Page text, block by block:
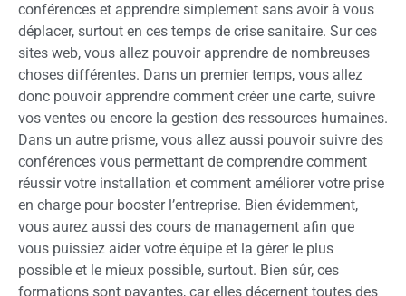
conférences et apprendre simplement sans avoir à vous
déplacer, surtout en ces temps de crise sanitaire. Sur ces
sites web, vous allez pouvoir apprendre de nombreuses
choses différentes. Dans un premier temps, vous allez
donc pouvoir apprendre comment créer une carte, suivre
vos ventes ou encore la gestion des ressources humaines.
Dans un autre prisme, vous allez aussi pouvoir suivre des
conférences vous permettant de comprendre comment
réussir votre installation et comment améliorer votre prise
en charge pour booster l’entreprise. Bien évidemment,
vous aurez aussi des cours de management afin que
vous puissiez aider votre équipe et la gérer le plus
possible et le mieux possible, surtout. Bien sûr, ces
formations sont payantes, car elles décernent toutes des